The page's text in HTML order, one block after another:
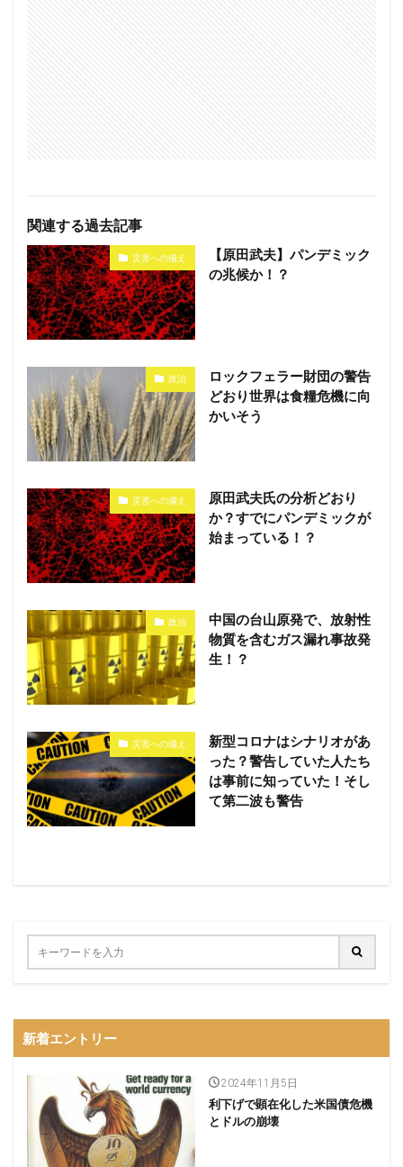
関連する過去記事
災害への備え
【原田武夫】パンデミック
の兆候か！？
政治
ロックフェラー財団の警告
どおり世界は食糧危機に向
かいそう
災害への備え
原田武夫氏の分析どおり
か？すでにパンデミックが
始まっている！？
政治
中国の台山原発で、放射性
物質を含むガス漏れ事故発
生！？
災害への備え
新型コロナはシナリオがあ
った？警告していた人たち
は事前に知っていた！そし
て第二波も警告
新着エントリー
2024年11月5日
利下げで顕在化した米国債危機
とドルの崩壊